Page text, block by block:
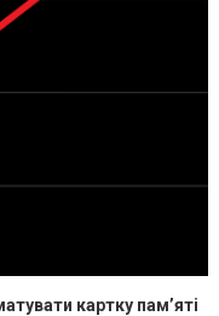
картку пам’яті